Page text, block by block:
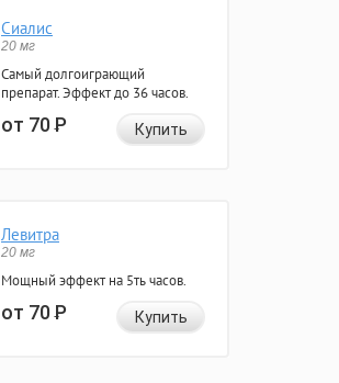
Сиалис
20 мг
Самый долгоиграющий
препарат. Эффект до 36 часов.
от 70Р Купить
Левитра
20 мг
Мощный эффект на 5ть часов.
от 70Р Купить